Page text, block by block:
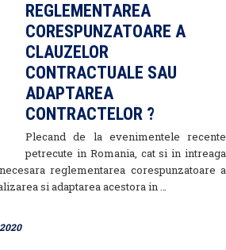
REGLEMENTAREA
CORESPUNZATOARE A
CLAUZELOR
CONTRACTUALE SAU
ADAPTAREA
CONTRACTELOR ?
Plecand de la evenimentele recente
petrecute in Romania, cat si in intreaga
reglementarea corespunzatoare a
si adaptarea acestora in …